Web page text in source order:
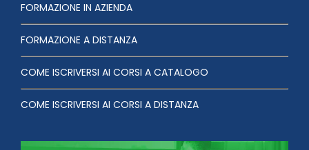
FORMAZIONE IN AZIENDA
FORMAZIONE A DISTANZA
COME ISCRIVERSI AI CORSI A CATALOGO
COME ISCRIVERSI AI CORSI A DISTANZA